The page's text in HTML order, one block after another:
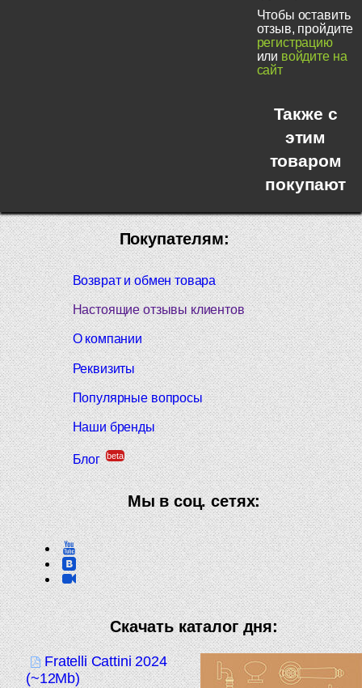
Чтобы оставить
отзыв, пройдите
регистрацию
или войдите на
сайт
Также с
этим
товаром
покупают
Покупателям:
Возврат и обмен товара
Настоящие отзывы клиентов
О компании
Реквизиты
Популярные вопросы
Наши бренды
Блог beta
Мы в соц. сетях:
Скачать каталог дня:
Fratelli Cattini 2024
(~12Mb)